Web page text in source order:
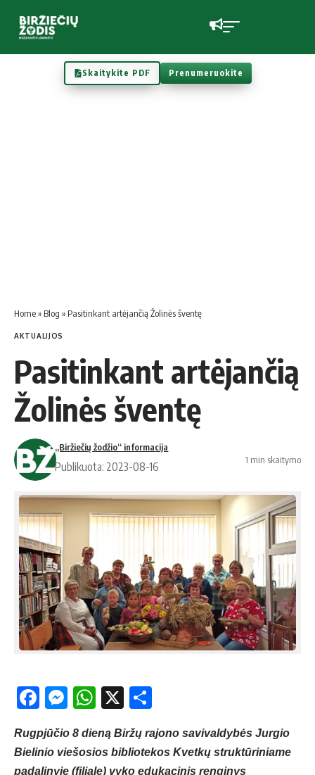
Skaitykite PDF Prenumeruokite
Home» Blog » Pasitinkant artėjančią Žolinės šventę
AKTUALIJOS
Pasitinkant artėjančią
Žolinės šventę
„Biržiečių žodžio“ informacija
Publikuota: 2023-08-16
1 min skaitymo
Facebook
Messenger
WhatsApp
X
Rugpjūčio 8 dieną Biržų rajono savivaldybės Jurgio
Bielinio viešosios bibliotekos Kvetkų struktūriniame
padalinyje (filiale) vyko edukacinis renginys